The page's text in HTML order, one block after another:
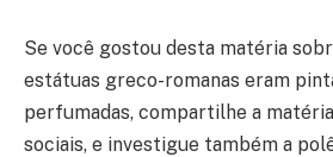
Se você gostou desta matéria
estátuas greco-romanas eram
perfumadas, compartilhe a
sociais, e investigue também a